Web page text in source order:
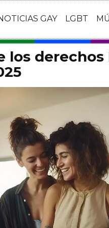
GAY LGBT
los derechos